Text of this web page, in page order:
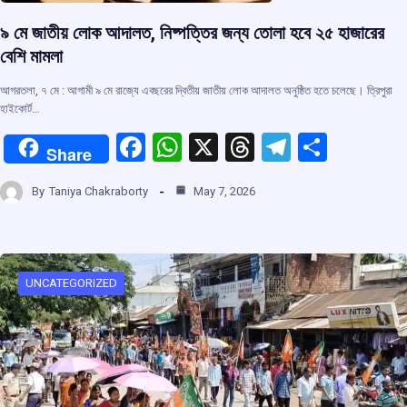
৯ মে জাতীয় লোক আদালত, নিষ্পত্তির জন্য তোলা হবে ২৫ হাজারের
বেশি মামলা
আগরতলা, ৭ মে : আগামী ৯ মে রাজ্যে এবছরের দ্বিতীয় জাতীয় লোক আদালত অনুষ্ঠিত হতে চলেছে। ত্রিপুরা
হাইকোর্ট…
Share
F
ce
o
o
k
W
at
A
p
p
X
T
e
d
s
T
a
m
By Taniya Chakraborty May 7, 2026
UNCATEGORIZED